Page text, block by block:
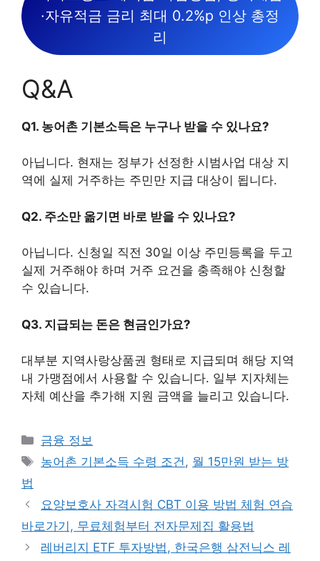
·자유적금 금리 최대 0.2%p 인상 총정
리
Q&A
Q1. 농어촌 기본소득은 누구나 받을 수 있나요?
아닙니다. 현재는 정부가 선정한 시범사업 대상 지
역에 실제 거주하는 주민만 지급 대상이 됩니다.
Q2. 주소만 옮기면 바로 받을 수 있나요?
아닙니다. 신청일 직전 30일 이상 주민등록을 두고
실제 거주해야 하며 거주 요건을 충족해야 신청할
수 있습니다.
Q3. 지급되는 돈은 현금인가요?
대부분 지역사랑상품권 형태로 지급되며 해당 지역
내 가맹점에서 사용할 수 있습니다. 일부 지자체는
자체 예산을 추가해 지원 금액을 늘리고 있습니다.
카
테
금융 정보
태
농어촌 기본소득 수령 조건, 월 15만원 받는 방
법
요양보호사 자격시험 CBT 이용 방법 체험 연습
바로가기, 무료체험부터 전자문제집 활용법
레버리지 ETF 투자방법, 한국은행 삼전닉스 레